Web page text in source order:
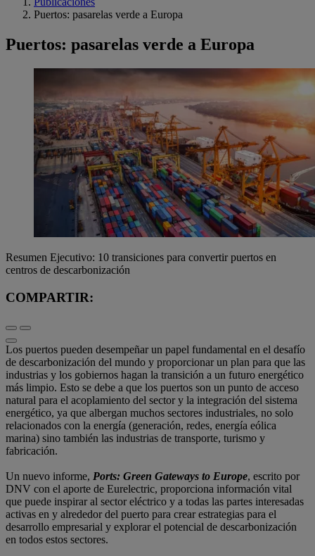
Puertos: pasarelas verde a Europa
Puertos: pasarelas verde a Europa
Resumen Ejecutivo: 10 transiciones para convertir puertos en
centros de descarbonización
COMPARTIR:
Los puertos pueden desempeñar un papel fundamental en el desafío
de descarbonización del mundo y proporcionar un plan para que las
industrias y los gobiernos hagan la transición a un futuro energético
más limpio. Esto se debe a que los puertos son un punto de acceso
natural para el acoplamiento del sector y la integración del sistema
energético, ya que albergan muchos sectores industriales, no solo
relacionados con la energía (generación, redes, energía eólica
marina) sino también las industrias de transporte, turismo y
fabricación.
Un nuevo informe, Ports: Green Gateways to Europe, escrito por
DNV con el aporte de Eurelectric, proporciona información vital
que puede inspirar al sector eléctrico y a todas las partes interesadas
activas en y alrededor del puerto para crear estrategias para el
desarrollo empresarial y explorar el potencial de descarbonización
en todos estos sectores.